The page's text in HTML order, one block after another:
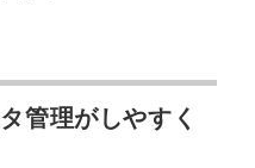
管理がしやすく